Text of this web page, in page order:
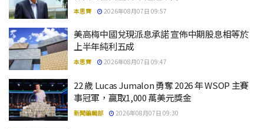
本思齊 2026年08月07日 09:57
美高梅中國兌現派息承諾 宣佈中期股息相等於
上半年純利五成
本思齊 2026年08月07日 09:47
22 歲 Lucas Jumalon 勇奪 2026 年 WSOP 主賽
事冠軍，贏取1,000 萬美元獎金
新聞編輯部 2026年08月07日 09:30